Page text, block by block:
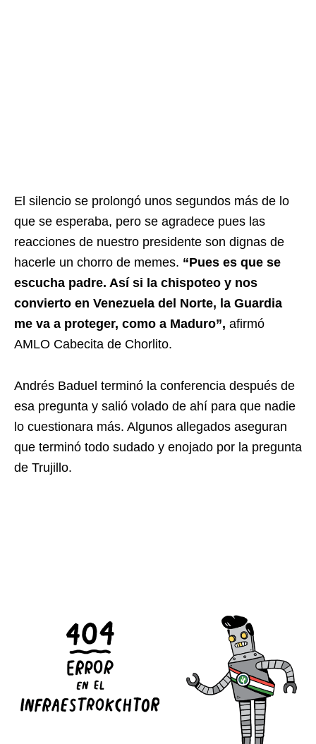
El silencio se prolongó unos segundos más de lo
que se esperaba, pero se agradece pues las
reacciones de nuestro presidente son dignas de
hacerle un chorro de memes. “Pues es que se
escucha padre. Así si la chispoteo y nos
convierto en Venezuela del Norte, la Guardia
me va a proteger, como a Maduro”, afirmó
AMLO Cabecita de Chorlito.
Andrés Baduel terminó la conferencia después de
esa pregunta y salió volado de ahí para que nadie
lo cuestionara más. Algunos allegados aseguran
que terminó todo sudado y enojado por la pregunta
de Trujillo.